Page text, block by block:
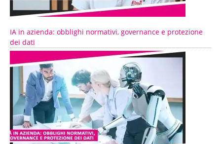
IA in azienda: obblighi normativi, governance e protezione
dei dati